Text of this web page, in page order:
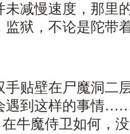
未减慢速度，那里
监狱，不论是陀带
贴壁在尸魔洞二
遇到这样的事情
在牛魔侍卫如何，